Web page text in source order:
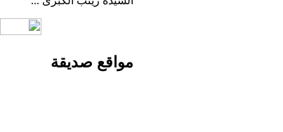
مواقع صديقة